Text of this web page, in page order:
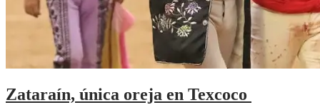
Zataraín, única oreja en Texcoco